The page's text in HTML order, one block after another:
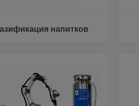
напитков